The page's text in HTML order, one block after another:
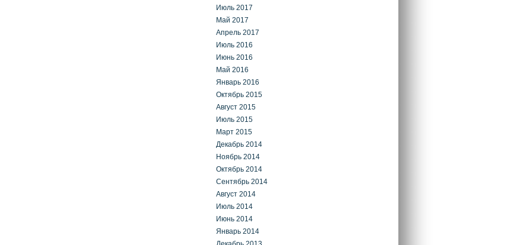
Июль 2017
Май 2017
Апрель 2017
Июль 2016
Июнь 2016
Май 2016
Январь 2016
Октябрь 2015
Август 2015
Июль 2015
Март 2015
Декабрь 2014
Ноябрь 2014
Октябрь 2014
Сентябрь 2014
Август 2014
Июль 2014
Июнь 2014
Январь 2014
Декабрь 2013